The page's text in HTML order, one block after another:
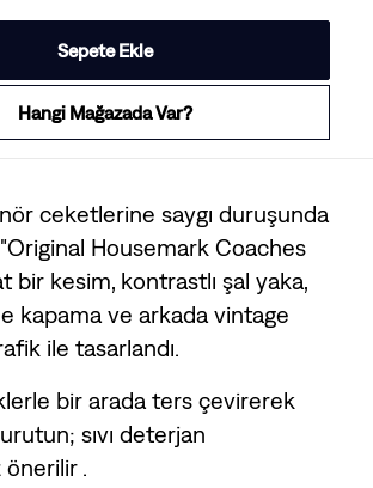
Sepete Ekle
Hangi Mağazada Var?
ceketlerine saygı duruşunda
Housemark Coaches
bir kesim, kontrastlı şal yaka,
kapama ve arkada vintage
ile tasarlandı.
bir arada ters çevirerek
sıvı deterjan
önerilir .